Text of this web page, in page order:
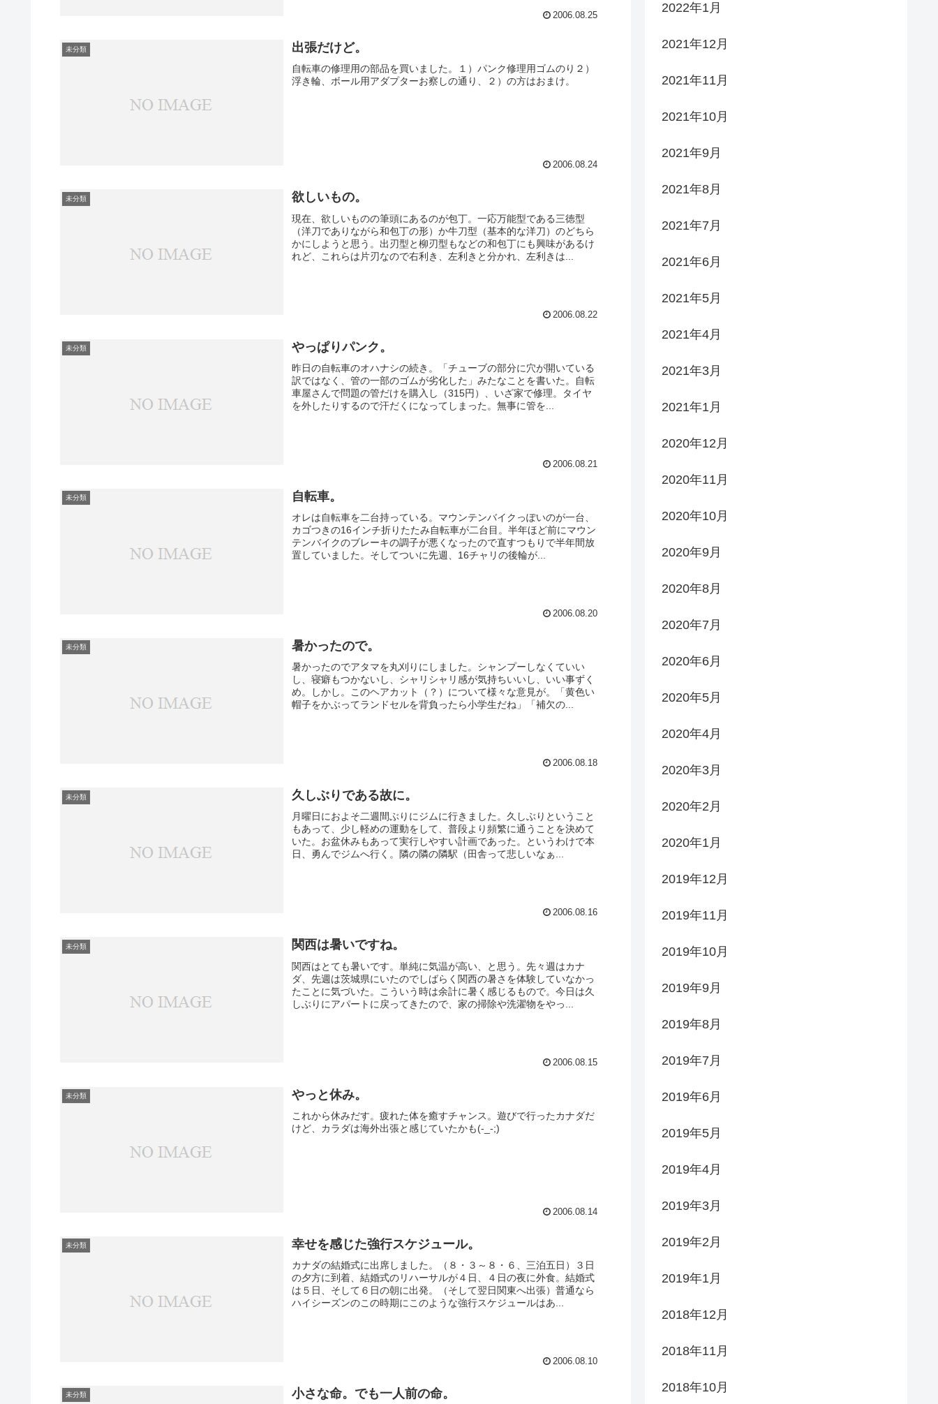
2006.08.25
未分類 出張だけど。
自転車の修理用の部品を買いました。１）パンク修理用ゴムのり２）
浮き輪、ボール用アダプターお察しの通り、２）の方はおまけ。
2006.08.24
未分類 欲しいもの。
現在、欲しいものの筆頭にあるのが包丁。一応万能型である三徳型
（洋刀でありながら和包丁の形）か牛刀型（基本的な洋刀）のどちら
かにしようと思う。出刃型と柳刃型もなどの和包丁にも興味があるけ
れど、これらは片刃なので右利き、左利きと分かれ、左利きは...
2006.08.22
未分類 やっぱりパンク。
昨日の自転車のオハナシの続き。「チューブの部分に穴が開いている
訳ではなく、管の一部のゴムが劣化した」みたなことを書いた。自転
車屋さんで問題の管だけを購入し（315円）、いざ家で修理。タイヤ
を外したりするので汗だくになってしまった。無事に管を...
2006.08.21
未分類 自転車。
オレは自転車を二台持っている。マウンテンバイクっぽいのが一台、
カゴつきの16インチ折りたたみ自転車が二台目。半年ほど前にマウン
テンバイクのブレーキの調子が悪くなったので直すつもりで半年間放
置していました。そしてついに先週、16チャリの後輪が...
2006.08.20
未分類 暑かったので。
暑かったのでアタマを丸刈りにしました。シャンプーしなくていい
し、寝癖もつかないし、シャリシャリ感が気持ちいいし、いい事ずく
め。しかし。このヘアカット（？）について様々な意見が。「黄色い
帽子をかぶってランドセルを背負ったら小学生だね」「補欠の...
2006.08.18
未分類 久しぶりである故に。
月曜日におよそ二週間ぶりにジムに行きました。久しぶりということ
もあって、少し軽めの運動をして、普段より頻繁に通うことを決めて
いた。お盆休みもあって実行しやすい計画であった。というわけで本
日、勇んでジムへ行く。隣の隣の隣駅（田舎って悲しいなぁ...
2006.08.16
未分類 関西は暑いですね。
関西はとても暑いです。単純に気温が高い、と思う。先々週はカナ
ダ、先週は茨城県にいたのでしばらく関西の暑さを体験していなかっ
たことに気づいた。こういう時は余計に暑く感じるもので。今日は久
しぶりにアパートに戻ってきたので、家の掃除や洗濯物をやっ...
2006.08.15
未分類 やっと休み。
これから休みだす。疲れた体を癒すチャンス。遊びで行ったカナダだ
けど、カラダは海外出張と感じていたかも(-_-;)
2006.08.14
未分類 幸せを感じた強行スケジュール。
カナダの結婚式に出席しました。（８・３～８・６、三泊五日）３日
の夕方に到着、結婚式のリハーサルが４日、４日の夜に外食。結婚式
は５日、そして６日の朝に出発。（そして翌日関東へ出張）普通なら
ハイシーズンのこの時期にこのような強行スケジュールはあ...
2006.08.10
未分類 小さな命。でも一人前の命。
2022年1月
2021年12月
2021年11月
2021年10月
2021年9月
2021年8月
2021年7月
2021年6月
2021年5月
2021年4月
2021年3月
2021年1月
2020年12月
2020年11月
2020年10月
2020年9月
2020年8月
2020年7月
2020年6月
2020年5月
2020年4月
2020年3月
2020年2月
2020年1月
2019年12月
2019年11月
2019年10月
2019年9月
2019年8月
2019年7月
2019年6月
2019年5月
2019年4月
2019年3月
2019年2月
2019年1月
2018年12月
2018年11月
2018年10月